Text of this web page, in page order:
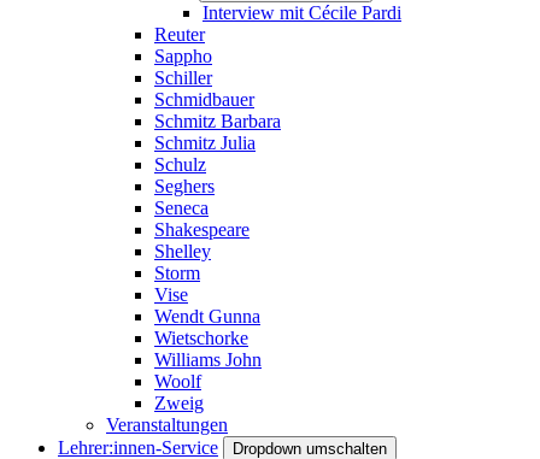
Interview mit Cécile Pardi
Reuter
Sappho
Schiller
Schmidbauer
Schmitz Barbara
Schmitz Julia
Schulz
Seghers
Seneca
Shakespeare
Shelley
Storm
Vise
Wendt Gunna
Wietschorke
Williams John
Woolf
Zweig
Veranstaltungen
Lehrer:innen-Service
Dropdown umschalten